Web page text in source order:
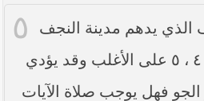
٥
الذي يدهم مدينة النجف
الأشرف في شهور ٣ ، ٤ ، ٥ على الأغلب وقد يؤدي
الجو فهل يوجب صلاة الآيات